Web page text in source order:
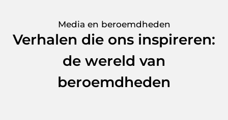
Media en beroemdheden
Verhalen die ons inspireren:
de wereld van
beroemdheden